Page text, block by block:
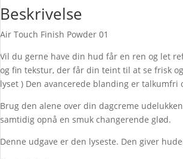
Mother
pearl
antal
Beskrivelse
Air Touch Finish Powder 01
Vil du gerne have din hud får en ren og let
og fin tekstur, der får din teint til at se frisk
lyset ) Den avancerede blanding er
Brug den alene over din dagcreme
samtidig opnå en smuk changerende glød.
Denne udgave er den lyseste. Den giver